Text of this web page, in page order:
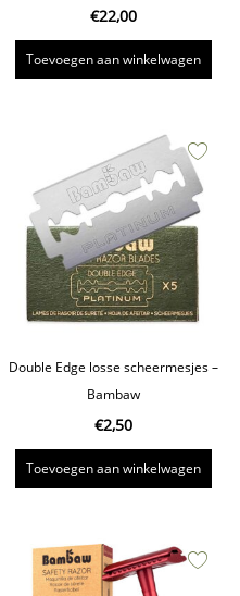
€22,00
Toevoegen aan winkelwagen
Double Edge losse scheermesjes –
Bambaw
€2,50
Toevoegen aan winkelwagen